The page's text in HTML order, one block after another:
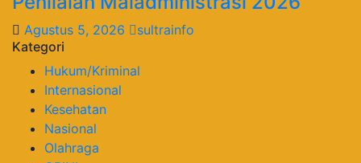
Agustus 5, 2026
sultrainfo
Kategori
Hukum/Kriminal
Internasional
Kesehatan
Nasional
Olahraga